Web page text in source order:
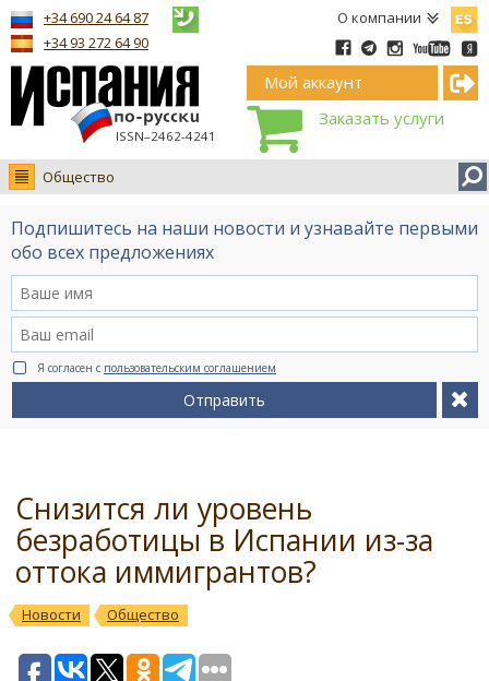
О компании
ISSN–2462-4241
+34 690 24 64 87
+34 93 272 64 90
Мой аккаунт
Заказать услуги
Общество
Новости
Интервью
Видео Ruso.TV
BCN life
Сервис на немецком
Подпишитесь на наши новости и узнавайте первыми
обо всех предложениях
Я согласен с пользовательским соглашением
Отправить
Снизится ли уровень
безработицы в Испании из-за
оттока иммигрантов?
Новости Общество